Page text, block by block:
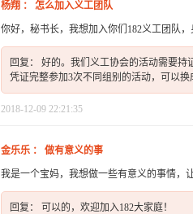
杨翔 ： 怎么加入义工团队
你好，秘书长，我想加入你们182义工团队
回复： 好的。我们义工协会的活动需要
凭证完整参加3次不同组别的活动，可以
2018-12-09 22:21:35
金乐乐 ： 做有意义的事
我是一个宝妈，我想做一些有意义的事情，
回复： 可以的，欢迎加入182大家庭！